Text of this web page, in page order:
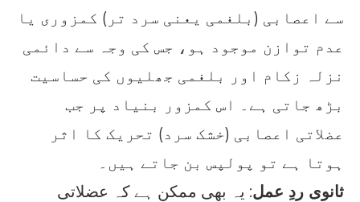
سے اعصابی (بلغمی یعنی سرد تر) کمزوری یا
عدم توازن موجود ہو، جس کی وجہ سے دائمی
نزلہ زکام اور بلغمی جھلیوں کی حساسیت
بڑھ جاتی ہے۔ اس کمزور بنیاد پر جب
عضلاتی اعصابی (خشک سرد) تحریک کا اثر
ہوتا ہے تو پولپس بن جاتے ہیں۔
ثانوی ردِ عمل: یہ بھی ممکن ہے کہ عضلاتی